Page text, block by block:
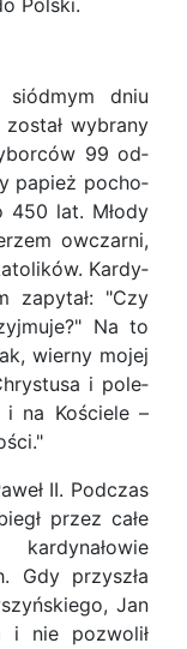
Polski.
dniu
został wybrany
99 od­
papież pocho­
450 lat. Młody
owczarni,
Kardy­
zapytał: "Czy
Na to
wierny mojej
i pole­
na Kościele –
II. Podczas
przez całe
Gdy przyszła
Jan
i nie pozwolił